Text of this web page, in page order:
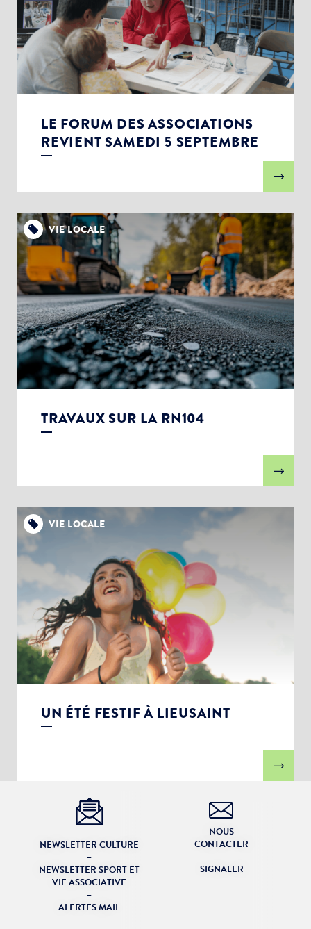
LE FORUM DES ASSOCIATIONS
REVIENT SAMEDI 5 SEPTEMBRE
VIE LOCALE
TRAVAUX SUR LA RN104
VIE LOCALE
UN ÉTÉ FESTIF À LIEUSAINT
NEWSLETTER CULTURE
–
NEWSLETTER SPORT ET
VIE ASSOCIATIVE
–
ALERTES MAIL
NOUS
CONTACTER
–
SIGNALER